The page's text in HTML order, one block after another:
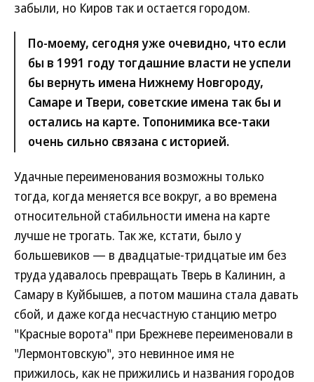
забыли, но Киров так и остается городом.
По-моему, сегодня уже очевидно, что если
бы в 1991 году тогдашние власти не успели
бы вернуть имена Нижнему Новгороду,
Самаре и Твери, советские имена так бы и
остались на карте. Топонимика все-таки
очень сильно связана с историей.
Удачные переименования возможны только
тогда, когда меняется все вокруг, а во времена
относительной стабильности имена на карте
лучше не трогать. Так же, кстати, было у
большевиков — в двадцатые-тридцатые им без
труда удавалось превращать Тверь в Калинин, а
Самару в Куйбышев, а потом машина стала давать
сбой, и даже когда несчастную станцию метро
"Красные ворота" при Брежневе переименовали в
"Лермонтовскую", это невинное имя не
прижилось, как не прижились и названия городов